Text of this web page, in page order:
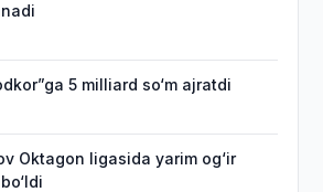
5 milliard so‘m ajratdi
Oktagon ligasida yarim og‘ir